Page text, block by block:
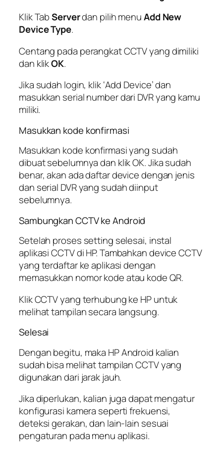
Klik TabServerdan pilih menuAdd New
Device Type.
Centang pada perangkat CCTV yang dimiliki
dan klikOK.
Jika sudah login, klik ‘Add Device’ dan
masukkan serial number dari DVR yang kamu
miliki.
Masukkan kode konfirmasi
Masukkan kode konfirmasi yang sudah
dibuat sebelumnya dan klik OK. Jika sudah
benar, akan ada daftar device dengan jenis
dan serial DVR yang sudah diinput
sebelumnya.
Sambungkan CCTV ke Android
Setelah proses setting selesai, instal
aplikasi CCTV di HP. Tambahkan device CCTV
yang terdaftar ke aplikasi dengan
memasukkan nomor kode atau kode QR.
Klik CCTV yang terhubung ke HP untuk
melihat tampilan secara langsung.
Selesai
Dengan begitu, maka HP Android kalian
sudah bisa melihat tampilan CCTV yang
digunakan dari jarak jauh.
Jika diperlukan, kalian juga dapat mengatur
konfigurasi kamera seperti frekuensi,
deteksi gerakan, dan lain-lain sesuai
pengaturan pada menu aplikasi.